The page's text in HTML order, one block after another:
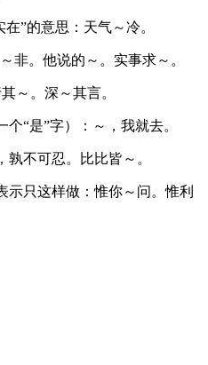
”的意思：天气～冷。
非。他说的～。实事求～。
～。深～其言。
“是”字）：～，我就去。
不可忍。比比皆～。
只这样做：惟你～问。惟利